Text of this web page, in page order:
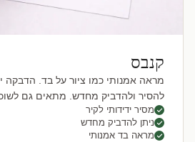
קנבס
מראה אמנותי כמו ציור על בד. הדבקה
להסיר ולהדביק מחדש. מתאים גם
מסיר ידידותי לקיר
ניתן להדביק מחדש
מראה בד אמנותי